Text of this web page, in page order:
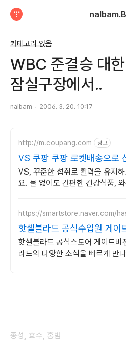
카테고리 없음
WBC 준결승 대
잠실구장에서..
nalbam 2006. 3. 20. 10:17
http://m.coupang.com 광고
VS 쿠팡 쿠팡 로켓배송으로
VS, 꾸준한 섭취로 활력을 유지
요. 물 없이도 간편한 건강식품,
https://smartstore.naver.com/
핫셀블라드 공식수입원 게이
핫셀블라드 공식스토어 게이트비
라드의 다양한 소식을 빠르게 만
종성, 효수, 홍범